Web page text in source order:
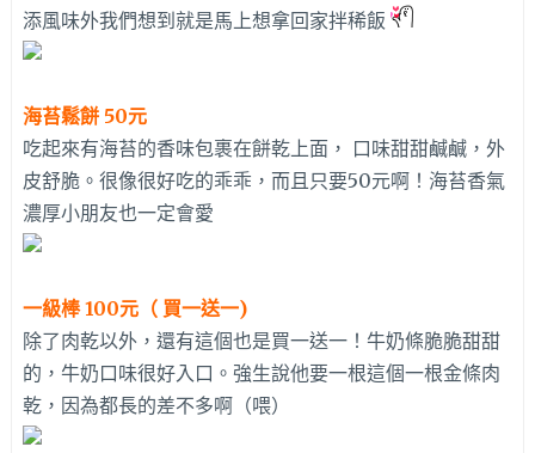
添風味外我們想到就是馬上想拿回家拌稀飯
海苔鬆餅 50元
吃起來有海苔的香味包裹在餅乾上面， 口味甜甜鹹鹹，外
皮舒脆。很像很好吃的乖乖，而且只要50元啊！海苔香氣
濃厚小朋友也一定會愛
一級棒 100元（ 買一送一)
除了肉乾以外，還有這個也是買一送一！牛奶條脆脆甜甜
的，牛奶口味很好入口。強生說他要一根這個一根金條肉
乾，因為都長的差不多啊（喂）